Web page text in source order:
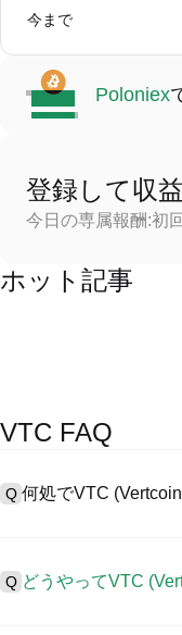
今まで
Poloniex
登録して収
今日の専属報酬:初
ホット記事
VTC FAQ
Q 何処でVTC
に、ユーザーに向け
取引を認め、競争力の
Q どうやってVTC